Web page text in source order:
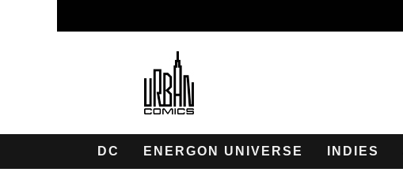
DC ENERGON UNIVERSE INDIES